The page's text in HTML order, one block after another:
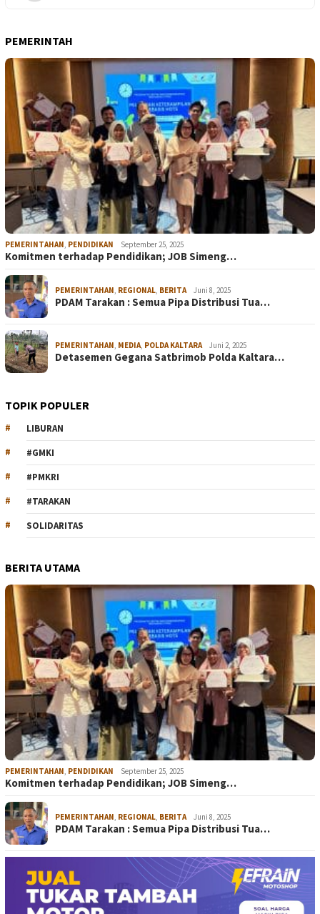
PEMERINTAH
PEMERINTAHAN, PENDIDIKAN September 25, 2025
Komitmen terhadap Pendidikan; JOB Simeng…
PEMERINTAHAN, REGIONAL, BERITA Juni 8, 2025
PDAM Tarakan : Semua Pipa Distribusi Tua…
PEMERINTAHAN, MEDIA, POLDA KALTARA Juni 2, 2025
Detasemen Gegana Satbrimob Polda Kaltara…
TOPIK POPULER
LIBURAN
#GMKI
#PMKRI
#TARAKAN
SOLIDARITAS
BERITA UTAMA
PEMERINTAHAN, PENDIDIKAN September 25, 2025
Komitmen terhadap Pendidikan; JOB Simeng…
PEMERINTAHAN, REGIONAL, BERITA Juni 8, 2025
PDAM Tarakan : Semua Pipa Distribusi Tua…